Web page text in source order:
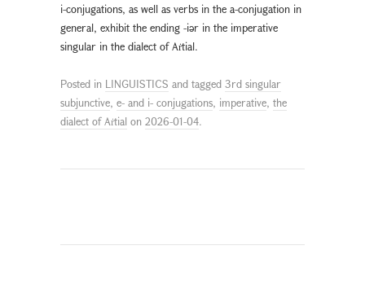
i-conjugations, as well as verbs in the a-conjugation in
general, exhibit the ending -iәr in the imperative
singular in the dialect of Aṙtial.
Posted in LINGUISTICS and tagged 3rd singular
subjunctive, e- and i- conjugations, imperative, the
dialect of Aṙtial on 2026-01-04.